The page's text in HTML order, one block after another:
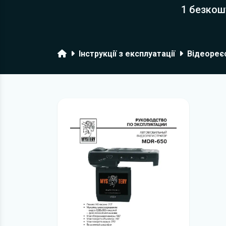
1
ГоловнаІнструкції з експлуатації